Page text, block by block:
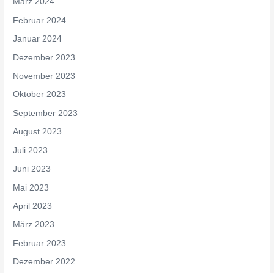
Februar 2024
Januar 2024
Dezember 2023
November 2023
Oktober 2023
September 2023
August 2023
Juli 2023
Juni 2023
Mai 2023
April 2023
März 2023
Februar 2023
Dezember 2022